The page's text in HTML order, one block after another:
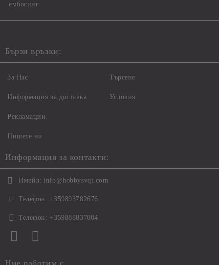
ембосинг
Бързи връзки:
За Нас
Информация за доставка
Рекламации
Пишете ни
Търсене
Условия
Информация за контакти:
Имейл: info@hobbysvqt.com
Телефон: +359893782676
Телефон: +359888837004
Ние работим с